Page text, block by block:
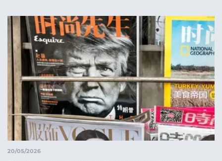
20/05/2026